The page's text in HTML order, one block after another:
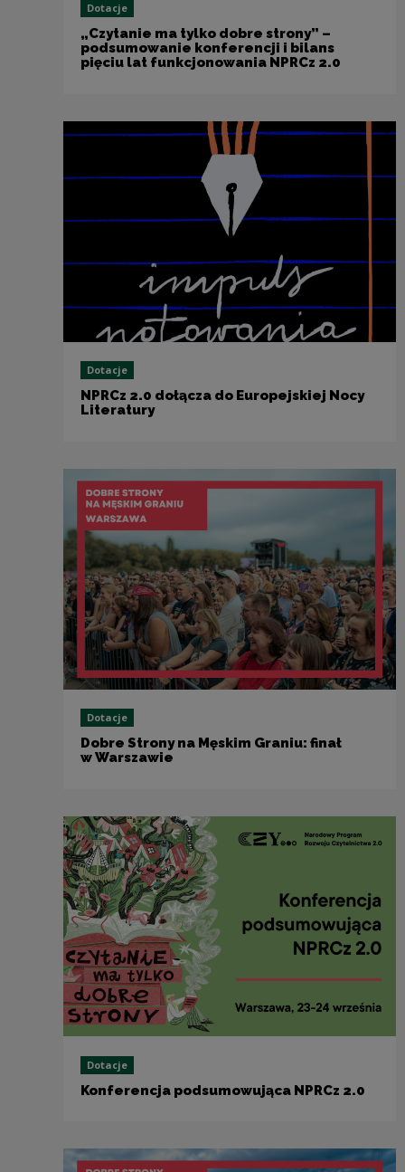
Dotacje
„Czytanie ma tylko dobre strony” –
podsumowanie konferencji i bilans
pięciu lat funkcjonowania NPRCz 2.0
Dotacje
NPRCz 2.0 dołącza do Europejskiej Nocy
Literatury
Dotacje
Dobre Strony na Męskim Graniu: finał
w Warszawie
Dotacje
Konferencja podsumowująca NPRCz 2.0